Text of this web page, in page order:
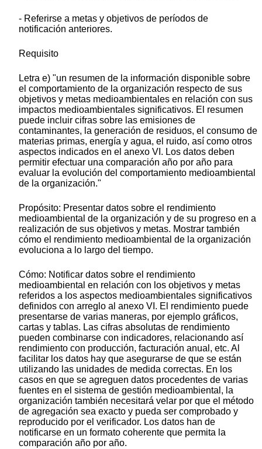
- Referirse a metas y objetivos de períodos de
notificación anteriores.
Requisito
Letra e) "un resumen de la información disponible sobre
el comportamiento de la organización respecto de sus
objetivos y metas medioambientales en relación con sus
impactos medioambientales significativos. El resumen
puede incluir cifras sobre las emisiones de
contaminantes, la generación de residuos, el consumo de
materias primas, energía y agua, el ruido, así como otros
aspectos indicados en el anexo VI. Los datos deben
permitir efectuar una comparación año por año para
evaluar la evolución del comportamiento medioambiental
de la organización."
Propósito: Presentar datos sobre el rendimiento
medioambiental de la organización y de su progreso en a
realización de sus objetivos y metas. Mostrar también
cómo el rendimiento medioambiental de la organización
evoluciona a lo largo del tiempo.
Cómo: Notificar datos sobre el rendimiento
medioambiental en relación con los objetivos y metas
referidos a los aspectos medioambientales significativos
definidos con arreglo al anexo VI. El rendimiento puede
presentarse de varias maneras, por ejemplo gráficos,
cartas y tablas. Las cifras absolutas de rendimiento
pueden combinarse con indicadores, relacionando así
rendimiento con producción, facturación anual, etc. Al
facilitar los datos hay que asegurarse de que se están
utilizando las unidades de medida correctas. En los
casos en que se agreguen datos procedentes de varias
fuentes en el sistema de gestión medioambiental, la
organización también necesitará velar por que el método
de agregación sea exacto y pueda ser comprobado y
reproducido por el verificador. Los datos han de
notificarse en un formato coherente que permita la
comparación año por año.